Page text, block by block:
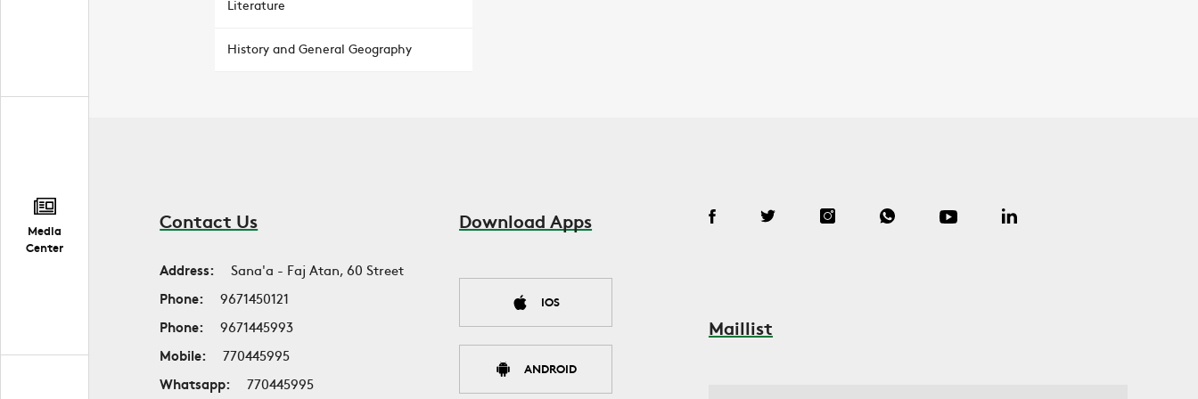
Media
Center
Literature
History and General Geography
Contact Us
Address:
Sana'a - Faj Atan, 60 Street
Phone:
9671450121
Phone:
9671445993
Mobile:
770445995
Whatsapp:
770445995
Download Apps
IOS
ANDROID
Maillist